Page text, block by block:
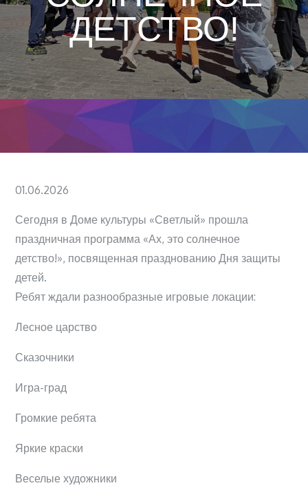
ДЕТСТВО!
Posted
01.06.2026
Сегодня в Доме культуры «Светлый» прошла
праздничная программа «Ах, это солнечное
детство!», посвященная празднованию Дня защиты
детей.
Ребят ждали разнообразные игровые локации:
Лесное царство
Сказочники
Игра-град
Громкие ребята
Яркие краски
Веселые художники